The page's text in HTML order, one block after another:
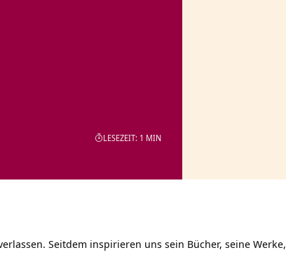
LESEZEIT: 1 MIN
Seitdem inspirieren uns sein Bücher, seine Werke,